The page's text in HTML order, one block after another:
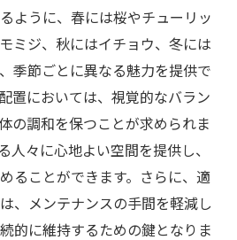
ように、春には桜やチューリッ
ミジ、秋にはイチョウ、冬には
季節ごとに異なる魅力を提供で
置においては、視覚的なバラン
の調和を保つことが求められま
人々に心地よい空間を提供し、
ることができます。さらに、適
、メンテナンスの手間を軽減し
的に維持するための鍵となりま